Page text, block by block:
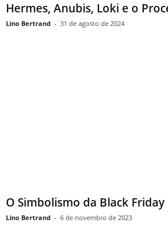
Hermes, Anubis, Loki e o
Lino Bertrand - 31 de agosto de 2024
O Simbolismo da Black Friday
Lino Bertrand - 6 de novembro de 2023